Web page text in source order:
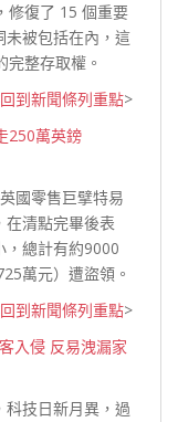
修復了 15 個重要
未被包括在內，這
完整存取權。
回到新聞條列重點>
250萬英鎊
國零售巨擘特易
清點完畢後表
，總計有約9000
萬元） 遭盜領。
回到新聞條列重點>
入侵 反易洩漏家
科技日新月異，過